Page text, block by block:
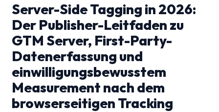
Server-Side Tagging in 2026:
Der Publisher-Leitfaden zu
GTM Server, First-Party-
Datenerfassung und
einwilligungsbewusstem
Measurement nach dem
browserseitigen Tracking